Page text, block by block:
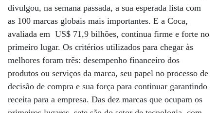
divulgou, na semana passada, a sua esperada lista com
as 100 marcas globais mais importantes. E a Coca,
avaliada em US$ 71,9 bilhões, continua firme e forte no
primeiro lugar. Os critérios utilizados para chegar às
melhores foram três: desempenho financeiro dos
produtos ou serviços da marca, seu papel no processo de
decisão de compra e sua força para continuar garantindo
receita para a empresa. Das dez marcas que ocupam os